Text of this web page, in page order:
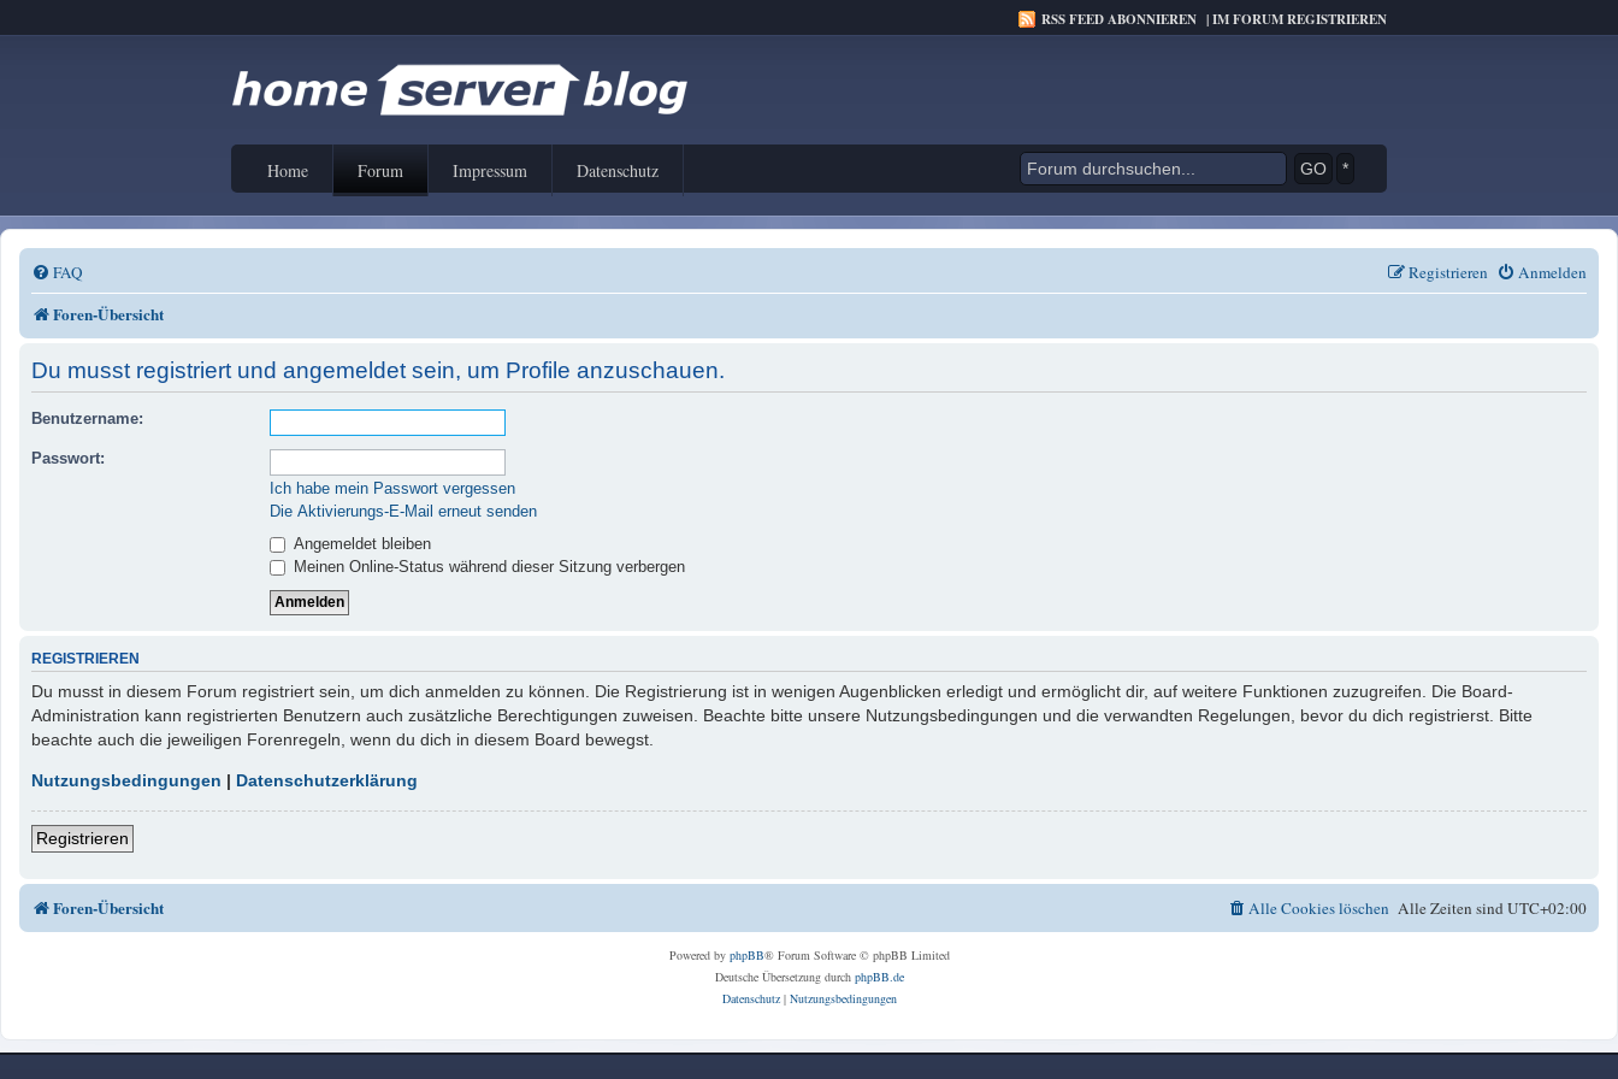
RSS FEED ABONNIEREN |IM FORUM REGISTRIEREN
Home Forum Impressum Datenschutz *
FAQ Anmelden
Registrieren
Foren-Übersicht
Du musst registriert und angemeldet sein, um Profile anzuschauen.
Benutzername:
Passwort:
Ich habe mein Passwort vergessen
Die Aktivierungs-E-Mail erneut senden
Angemeldet bleiben
Meinen Online-Status während dieser Sitzung verbergen
REGISTRIEREN
Du musst in diesem Forum registriert sein, um dich anmelden zu können. Die Registrierung ist in wenigen Augenblicken erledigt und ermöglicht dir, auf weitere Funktionen zuzugreifen. Die Board-
Administration kann registrierten Benutzern auch zusätzliche Berechtigungen zuweisen. Beachte bitte unsere Nutzungsbedingungen und die verwandten Regelungen, bevor du dich registrierst. Bitte
beachte auch die jeweiligen Forenregeln, wenn du dich in diesem Board bewegst.
Nutzungsbedingungen | Datenschutzerklärung
Registrieren
Foren-Übersicht Alle Zeiten sindUTC+02:00
Alle Cookies löschen
Powered by phpBB® Forum Software © phpBB Limited
Deutsche Übersetzung durch phpBB.de
Datenschutz| Nutzungsbedingungen